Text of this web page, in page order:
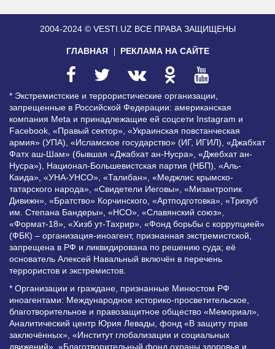
2004-2024 © VESTI.UZ ВСЕ ПРАВА ЗАЩИЩЕНЫ
ГЛАВНАЯ РЕКЛАМА НА САЙТЕ
* Экстремистские и террористические организации,
запрещенные в Российской Федерации: американская
компания Meta и принадлежащие ей соцсети Instagram и
Facebook, «Правый сектор», «Украинская повстанческая
армия» (УПА), «Исламское государство» (ИГ, ИГИЛ), «Джабхат
Фатх аш-Шам» (бывшая «Джабхат ан-Нусра», «Джебхат ан-
Нусра»), Национал-Большевистская партия (НБП), «Аль-
Каида», «УНА-УНСО», «Талибан», «Меджлис крымско-
татарского народа», «Свидетели Иеговы», «Мизантропик
Дивижн», «Братство» Корчинского, «Артподготовка», «Тризуб
им. Степана Бандеры», «НСО», «Славянский союз»,
«Формат-18», «Хизб ут-Тахрир», «Фонд борьбы с коррупцией»
(ФБК) – организация-иноагент, признанная экстремистской,
запрещена в РФ и ликвидирована по решению суда; её
основатель Алексей Навальный включён в перечень
террористов и экстремистов.
* Организации и граждане, признанные Минюстом РФ
иноагентами: Международное историко-просветительское,
благотворительное и правозащитное общество «Мемориал»,
Аналитический центр Юрия Левады, фонд «В защиту прав
заключённых», «Институт глобализации и социальных
движений», «Благотворительный фонд охраны здоровья и